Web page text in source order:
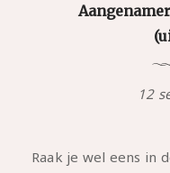
12
Raak je wel eens in